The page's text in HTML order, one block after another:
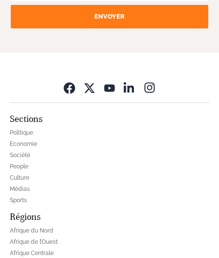
ENVOYER
Sections
Politique
Economie
Société
People
Culture
Médias
Sports
Régions
Afrique du Nord
Afrique de l’Ouest
Afrique Centrale